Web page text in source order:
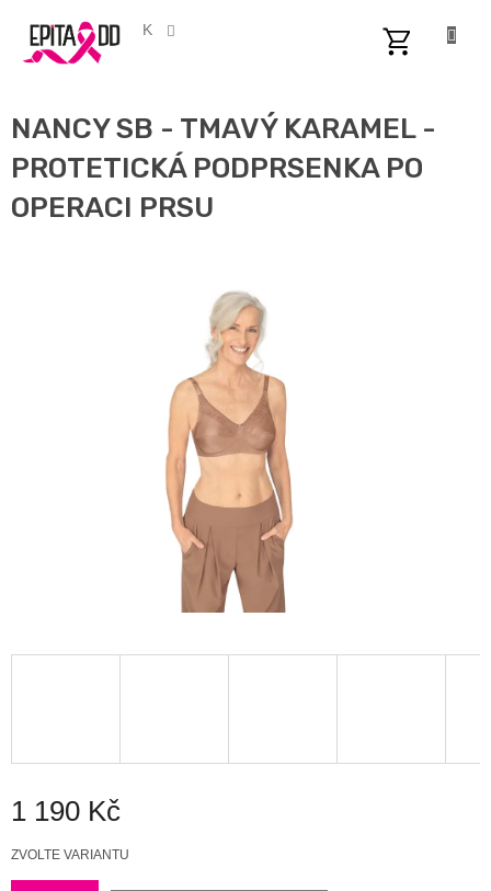
obsah
CZK
NANCY SB - TMAVÝ KARAMEL -
PROTETICKÁ PODPRSENKA PO
OPERACI PRSU
1 190 Kč
Měrná
ZVOLTE VARIANTU